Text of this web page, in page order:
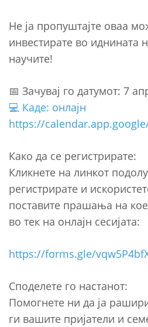
Не ја пропуштајте оваа
инвестирате во иднината
научите!
📅 Зачувај го датумот: 7
💻 Каде: онлајн
https://
Како да се регистрирате:
Кликнете на линкот
регистрирате и
поставите прашања на
во тек на онлајн сесијата:
https://forms.gle/
Споделете го настанот:
Помогнете ни да ја
ги вашите пријатели и